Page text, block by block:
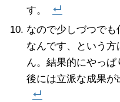
す。
なので少しづつで
なんです、という
ん。結果的にやっ
後には立派な成果が